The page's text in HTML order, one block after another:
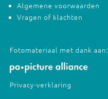
Algemene voorwaarden
Vragen of klachten
Fotomateriaal met dank aan:
Privacy-verklaring